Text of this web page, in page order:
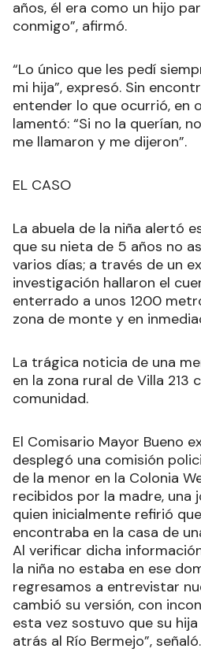
años, él era como un hijo
conmigo”, afirmó.
“Lo único que les pedí
mi hija”, expresó. Sin
entender lo que ocurrió, en
lamentó: “Si no la querían,
me llamaron y me dijeron”.
EL CASO
La abuela de la niña alertó
que su nieta de 5 años no
varios días; a través de un
investigación hallaron el
enterrado a unos 1200
zona de monte y en
La trágica noticia de una
en la zona rural de Villa 213
comunidad.
El Comisario Mayor Bueno
desplegó una comisión
de la menor en la Colonia
recibidos por la madre, una
quien inicialmente refirió
encontraba en la casa de
Al verificar dicha
la niña no estaba en ese
regresamos a entrevistar
cambió su versión, con
esta vez sostuvo que su
atrás al Río Bermejo”, señaló.